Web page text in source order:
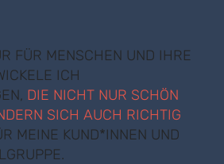
FÜR MENSCHEN UND IHRE
ICH
DIE NICHT NUR SCHÖN
SICH AUCH RICHTIG
MEINE KUND*INNEN UND